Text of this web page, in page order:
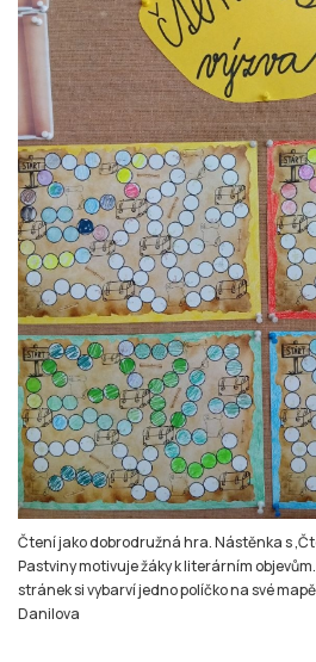
Čtení jako dobrodružná hra. Nástěnka s
Pastviny motivuje žáky k literárním
stránek si vybarví jedno políčko na své
Danilova